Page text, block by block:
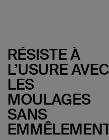
RÉSISTE À
L’USURE AVEC
LES
MOULAGES
SANS
EMMÊLEMENT